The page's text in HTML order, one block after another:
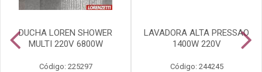
DUCHA LOREN SHOWER
MULTI 220V 6800W
Código: 225297
LAVADORA ALTA PRESSAO
1400W 220V
Código: 244245